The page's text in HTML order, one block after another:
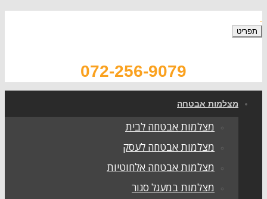
072-256-9079
אבטחה
מצלמות אבטחה לבית
מצלמות אבטחה לעסק
מצלמות אבטחה אלחוטיות
מצלמות במעגל סגור